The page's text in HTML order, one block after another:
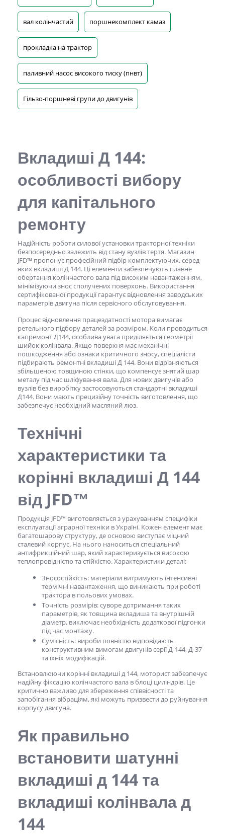
вал колінчастий поршнекомплект камаз
прокладка на трактор
паливний насос високого тиску (пнвт)
Гільзо-поршневі групи до двигунів
Вкладиші Д 144:
особливості вибору
для капітального
ремонту
Надійність роботи силової установки тракторної техніки
безпосередньо залежить від стану вузлів тертя. Магазин
JFD™ пропонує професійний підбір комплектуючих, серед
яких вкладиші Д 144. Ці елементи забезпечують плавне
обертання колінчастого вала під високим навантаженням,
мінімізуючи знос сполучених поверхонь. Використання
сертифікованої продукції гарантує відновлення заводських
параметрів двигуна після сервісного обслуговування.
Процес відновлення працездатності мотора вимагає
ретельного підбору деталей за розміром. Коли проводиться
капремонт Д144, особлива увага приділяється геометрії
шийок колінвала. Якщо поверхня має механічні
пошкодження або ознаки критичного зносу, спеціалісти
підбирають ремонтні вкладиші Д 144. Вони відрізняються
збільшеною товщиною стінки, що компенсує знятий шар
металу під час шліфування вала. Для нових двигунів або
вузлів без виробітку застосовуються стандартні вкладиші
Д144. Вони мають прецизійну точність виготовлення, що
забезпечує необхідний масляний люз.
Технічні
характеристики та
корінні вкладиші Д 144
від JFD™
Продукція JFD™ виготовляється з урахуванням специфіки
експлуатації аграрної техніки в Україні. Кожен елемент має
багатошарову структуру, де основою виступає міцний
сталевий корпус. На нього наноситься спеціальний
антифрикційний шар, який характеризується високою
теплопровідністю та стійкістю. Характеристики деталі:
Зносостійкість: матеріали витримують інтенсивні
термічні навантаження, що виникають при роботі
трактора в польових умовах.
Точність розмірів: суворе дотримання таких
параметрів, як товщина вкладиша та внутрішній
діаметр, виключає необхідність додаткової підгонки
під час монтажу.
Сумісність: вироби повністю відповідають
конструктивним вимогам двигунів серії Д-144, Д-37
та їхніх модифікацій.
Встановлюючи корінні вкладиші д 144, моторист забезпечує
надійну фіксацію колінчастого вала в блоці циліндрів. Це
критично важливо для збереження співвісності та
запобігання вібраціям, які можуть призвести до руйнування
корпусу двигуна.
Як правильно
встановити шатунні
вкладиші д 144 та
вкладиші колінвала д
144